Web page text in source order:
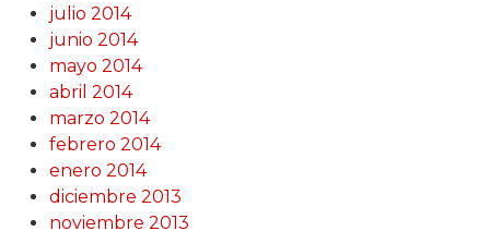
julio 2014
junio 2014
mayo 2014
abril 2014
marzo 2014
febrero 2014
enero 2014
diciembre 2013
noviembre 2013